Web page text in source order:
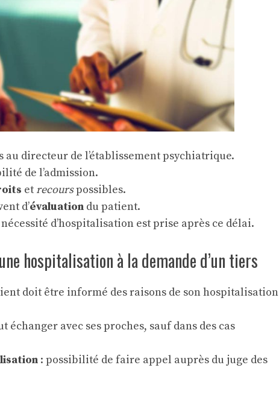
au directeur de l’établissement psychiatrique.
de l’admission.
et recourspossibles.
d’évaluation du patient.
d’hospitalisation est prise après ce délai.
hospitalisation à la demande d’un tiers
doit être informé des raisons de son hospitalisation
échanger avec ses proches, sauf dans des cas
: possibilité de faire appel auprès du juge des